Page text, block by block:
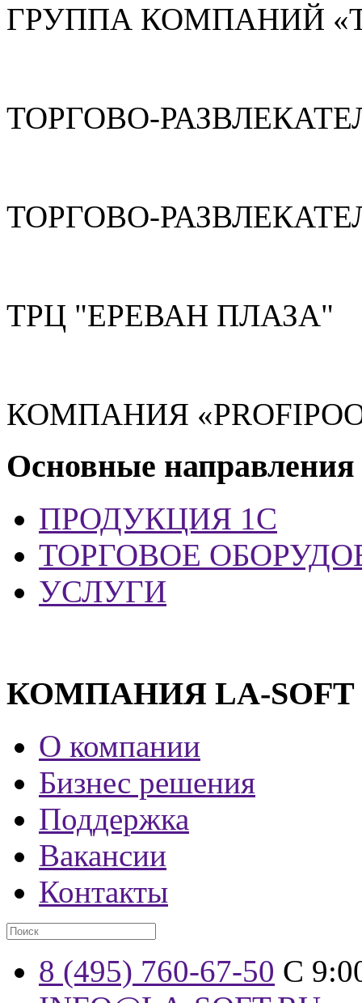
ГРУППА КОМПАНИЙ
ТОРГОВО-
ТОРГОВО-
ТРЦ "ЕРЕВАН ПЛАЗА"
КОМПАНИЯ
Основные направления
ПРОДУКЦИЯ 1С
ТОРГОВОЕ
УСЛУГИ
КОМПАНИЯ LA-SOFT
О компании
Бизнес решения
Поддержка
Вакансии
Контакты
8 (495) 760-67-50 С